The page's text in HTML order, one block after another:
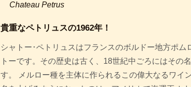
Chateau Petrus
貴重なペトリュスの1962年！
シャトー･ペトリュスはフランスのボルドー地方ポム
トーです。その歴史は古く、18世紀中ごろにはその
す。 メルロー種を主体に作られるこの偉大なるワイ